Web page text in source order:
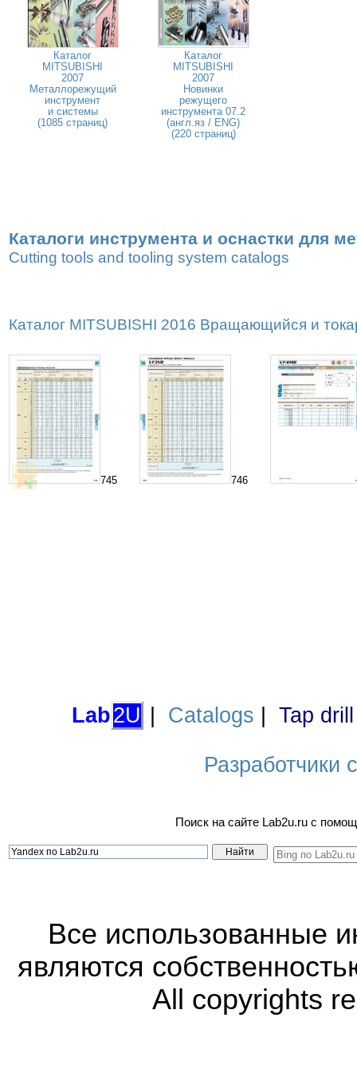
Каталог
MITSUBISHI
2007
Металлорежущий
инструмент
и системы
(1085 страниц)
Каталог
MITSUBISHI
2007
Новинки
режущего
инструмента 07.2
(англ.яз / ENG)
(220 страниц)
Каталоги инструмента и оснастки для
Cutting tools and tooling system catalogs
Каталог MITSUBISHI 2016 Вращающийся и
745 746
Lab2U Catalogs Tap
Разработчики
Поиск на сайте Lab2u.ru с
Все использованные
являются
All copyrights